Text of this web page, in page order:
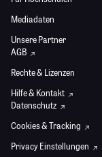
Mediadaten
Unsere Partner
AGB
Rechte & Lizenzen
Hilfe & Kontakt
Datenschutz
Cookies & Tracking
Privacy Einstellungen